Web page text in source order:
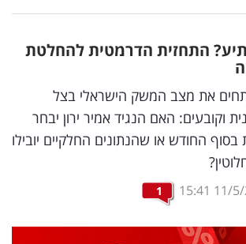
התחזית הדרמטית להחלטת
את מצב המשק הישראלי בצל
וקובעים: האם הנגיד אמיר ירון יבחר
בסוף החודש או שהנתונים החלקיים יובילו
11/
15:41
1